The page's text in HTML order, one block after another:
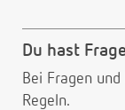
Du hast
Bei Fragen
Regeln.